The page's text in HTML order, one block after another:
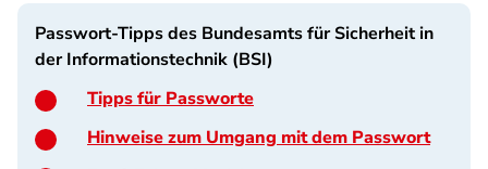
Passwort-Tipps des Bundesamts für Sicherheit in
der Informationstechnik (BSI)
Tipps für Passworte
Hinweise zum Umgang mit dem Passwort